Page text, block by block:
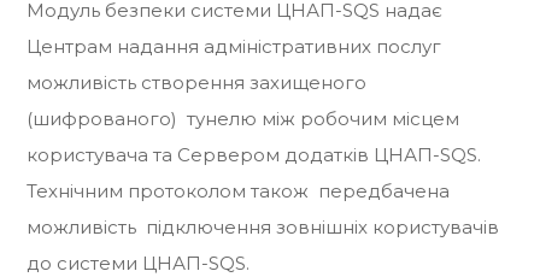
Модуль безпеки системи ЦНАП-SQS надає
Центрам надання адміністративних послуг
можливість створення захищеного
(шифрованого) тунелю між робочим місцем
користувача та Сервером додатків ЦНАП-SQS.
Технічним протоколом також передбачена
можливість підключення зовнішніх користувачів
до системи ЦНАП-SQS.